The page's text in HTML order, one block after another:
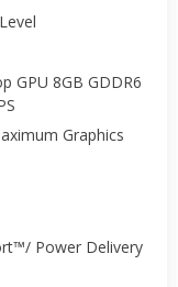
GPU 8GB GDDR6
Graphics
Power Delivery